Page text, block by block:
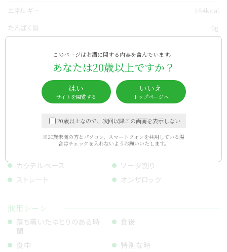
エネルギー
184kcal
たんぱく質
0g
純アルコール量
カクテルベース
ソーダ割り
ストレート
オンザロック
飲用シーン
落ち着いたゆとりのある時
間
食後
食中 特別な時
このページはお酒に関する内容を含んでいます。
あなたは20歳以上ですか？
はい
サイトを閲覧する
いいえ
トップページへ
20歳以上なので、次回以降この画面を表示しない
※20歳未満の方とパソコン、スマートフォンを共用している場
合はチェックを入れないようお願いいたします。